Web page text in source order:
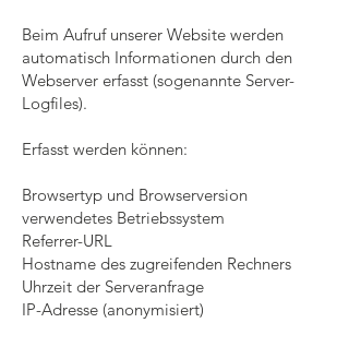
Beim Aufruf unserer Website werden
automatisch Informationen durch den
Webserver erfasst (sogenannte Server-
Logfiles).
Erfasst werden können:
Browsertyp und Browserversion
verwendetes Betriebssystem
Referrer-URL
Hostname des zugreifenden Rechners
Uhrzeit der Serveranfrage
IP-Adresse (anonymisiert)